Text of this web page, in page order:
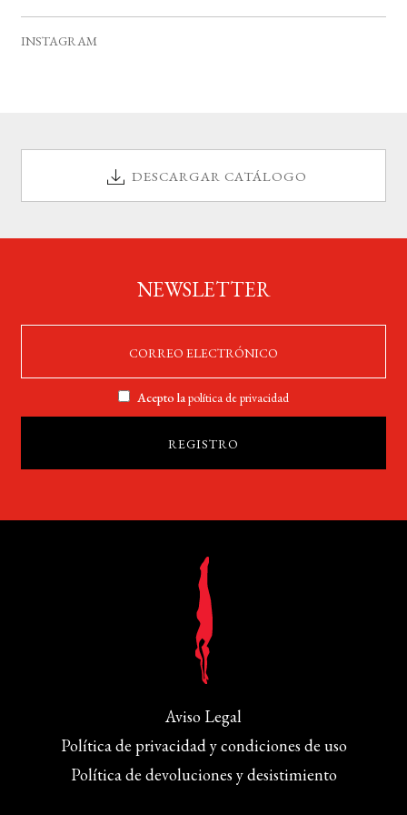
e
INSTAGRAM
DESCARGAR CATÁLOGO
NEWSLETTER
Acepto lapolítica de privacidad
Aviso Legal
Política de privacidad y condiciones de uso
Política de devoluciones y desistimiento